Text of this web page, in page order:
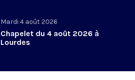
Mardi 4 août 2026
Chapelet du 4 août 2026 à
Lourdes